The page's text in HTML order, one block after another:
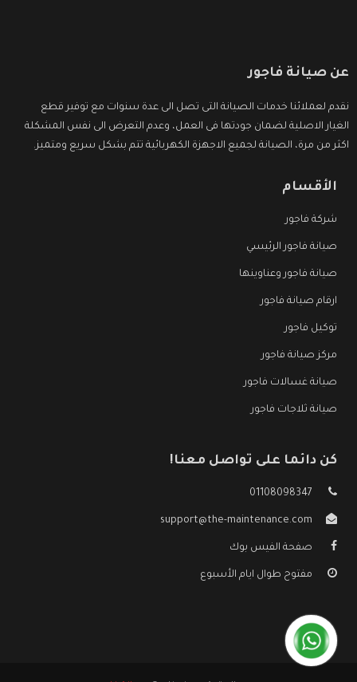
عن صيانة فاجور
نقدم لعملائنا خدمات الصيانة التى تصل الى عدة سنوات مع توفير قطع
الغيار الاصلية لضمان جودتها فى العمل، وعدم التعرض الى نفس المشكلة
اكثر من مرة، الصيانة لجميع الاجهزة الكهربائية تتم بشكل سريع ومتميز.
الأقسام
شركة فاجور
صيانة فاجور الرئيسي
صيانة فاجور وعناوينها
ارقام صيانة فاجور
توكيل فاجور
مركز صيانة فاجور
صيانة غسالات فاجور
صيانة ثلاجات فاجور
كن دائما على تواصل معنا!
01108098347
support@the-maintenance.com
صفحة الفيس بوك
مفتوح طوال ايام الأسبوع